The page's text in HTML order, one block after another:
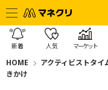
新着 人気 マーケット
HOME アクティビストタイ
きかけ